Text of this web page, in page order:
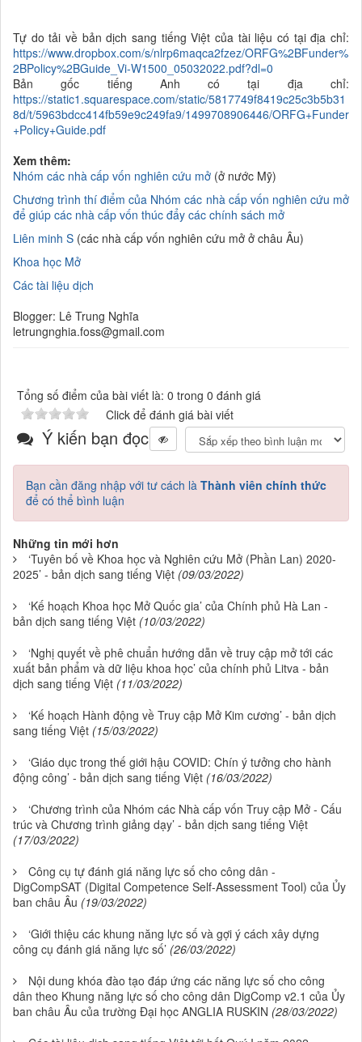
Tự do tải về bản dịch sang tiếng Việt của tài liệu có tại địa chỉ:
https://www.dropbox.com/s/nlrp6maqca2fzez/ORFG%2BFunder%
2BPolicy%2BGuide_Vi-W1500_05032022.pdf?dl=0
Bản gốc tiếng Anh có tại địa chỉ:
https://static1.squarespace.com/static/5817749f8419c25c3b5b31
8d/t/5963bdcc414fb59e9c249fa9/1499708906446/ORFG+Funder
+Policy+Guide.pdf
Xem thêm:
Nhóm các nhà cấp vốn nghiên cứu mở (ở nước Mỹ)
Chương trình thí điểm của Nhóm các nhà cấp vốn nghiên cứu mở
để giúp các nhà cấp vốn thúc đẩy các chính sách mở
Liên minh S (các nhà cấp vốn nghiên cứu mở ở châu Âu)
Khoa học Mở
Các tài liệu dịch
Blogger: Lê Trung Nghĩa
letrungnghia.foss@gmail.com
Tổng số điểm của bài viết là: 0 trong 0 đánh giá
Click để đánh giá bài viết
Ý kiến bạn đọc
Bạn cần đăng nhập với tư cách là Thành viên chính thức
để có thể bình luận
Những tin mới hơn
‘Tuyên bố về Khoa học và Nghiên cứu Mở (Phần Lan) 2020-
2025’ - bản dịch sang tiếng Việt (09/03/2022)
‘Kế hoạch Khoa học Mở Quốc gia’ của Chính phủ Hà Lan -
bản dịch sang tiếng Việt (10/03/2022)
‘Nghị quyết về phê chuẩn hướng dẫn về truy cập mở tới các
xuất bản phẩm và dữ liệu khoa học’ của chính phủ Litva - bản
dịch sang tiếng Việt (11/03/2022)
‘Kế hoạch Hành động về Truy cập Mở Kim cương’ - bản dịch
sang tiếng Việt (15/03/2022)
‘Giáo dục trong thế giới hậu COVID: Chín ý tưởng cho hành
động công’ - bản dịch sang tiếng Việt (16/03/2022)
‘Chương trình của Nhóm các Nhà cấp vốn Truy cập Mở - Cấu
trúc và Chương trình giảng dạy’ - bản dịch sang tiếng Việt
(17/03/2022)
Công cụ tự đánh giá năng lực số cho công dân -
DigCompSAT (Digital Competence Self-Assessment Tool) của Ủy
ban châu Âu (19/03/2022)
‘Giới thiệu các khung năng lực số và gợi ý cách xây dựng
công cụ đánh giá năng lực số’ (26/03/2022)
Nội dung khóa đào tạo đáp ứng các năng lực số cho công
dân theo Khung năng lực số cho công dân DigComp v2.1 của Ủy
ban châu Âu của trường Đại học ANGLIA RUSKIN (28/03/2022)